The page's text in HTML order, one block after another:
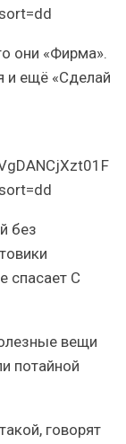
они «Фирма».
и ещё «Сделай
без
спасает С
вещи
потайной
говорят